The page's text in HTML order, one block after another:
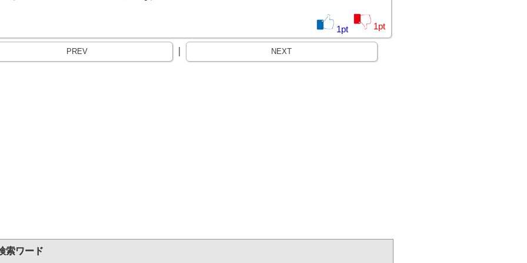
1pt 1pt
PREV NEXT
索ワード